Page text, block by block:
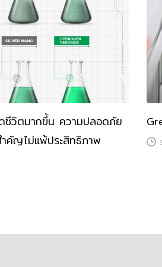
ดชีวิตมากขึ้น ความปลอดภัย
ำคัญไม่แพ้ประสิทธิภาพ